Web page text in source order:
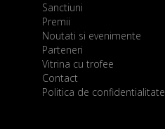
Sanctiuni
Premii
Noutati si evenimente
Parteneri
Vitrina cu trofee
Contact
Politica de confidentialitate